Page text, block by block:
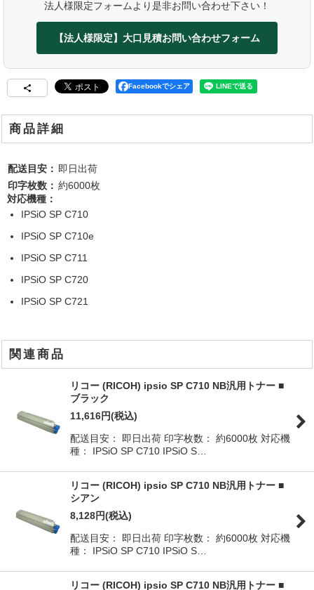
法人様限定フォームより是非お問い合わせ下さい！
【法人様限定】大口見積お問い合わせフォーム
Facebookでシェア
商品詳細
配送目安： 即日出荷
印字枚数： 約6000枚
対応機種：
IPSiO SP C710
IPSiO SP C710e
IPSiO SP C711
IPSiO SP C720
IPSiO SP C721
関連商品
リコー (RICOH) ipsio SP C710 NB汎用トナー ■
ブラック
11,616円(税込)
配送目安： 即日出荷 印字枚数： 約6000枚 対応機
種： IPSiO SP C710 IPSiO S…
リコー (RICOH) ipsio SP C710 NB汎用トナー ■
シアン
8,128円(税込)
配送目安： 即日出荷 印字枚数： 約6000枚 対応機
種： IPSiO SP C710 IPSiO S…
リコー (RICOH) ipsio SP C710 NB汎用トナー ■